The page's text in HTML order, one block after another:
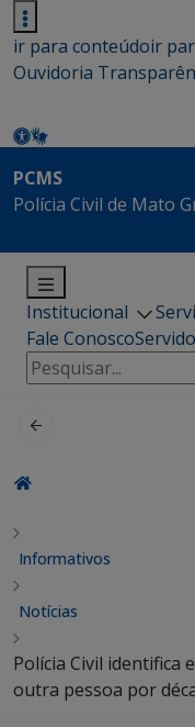
ir para conteúdoir
Ouvidoria
PCMS
Polícia Civil de Mato
Institucional
Fale Conosco
Pesquisar
por:
Informativos
Notícias
Polícia Civil identifica
outra pessoa por